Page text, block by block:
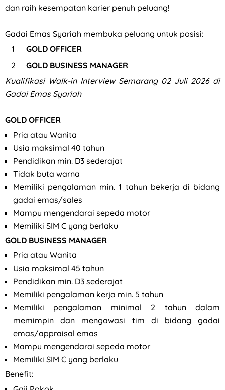
dan raih kesempatan karier penuh peluang!
Gadai Emas Syariah membuka peluang untuk posisi:
GOLD OFFICER
GOLD BUSINESS MANAGER
Kualifikasi Walk-in Interview Semarang 02 Juli 2026 di
Gadai Emas Syariah
GOLD OFFICER
Pria atau Wanita
Usia maksimal 40 tahun
Pendidikan min. D3 sederajat
Tidak buta warna
Memiliki pengalaman min. 1 tahun bekerja di bidang
gadai emas/sales
Mampu mengendarai sepeda motor
Memiliki SIM C yang berlaku
GOLD BUSINESS MANAGER
Pria atau Wanita
Usia maksimal 45 tahun
Pendidikan min. D3 sederajat
Memiliki pengalaman kerja min. 5 tahun
Memiliki pengalaman minimal 2 tahun dalam
memimpin dan mengawasi tim di bidang gadai
emas/appraisal emas
Mampu mengendarai sepeda motor
Memiliki SIM C yang berlaku
Benefit: